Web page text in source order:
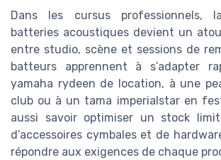
Dans les cursus professionnels,
batteries acoustiques devient un
entre studio, scène et sessions de
batteurs apprennent à s’adapter
yamaha rydeen de location, à une
club ou à un tama imperialstar en
aussi savoir optimiser un stock
d’accessoires cymbales et de
répondre aux exigences de chaque